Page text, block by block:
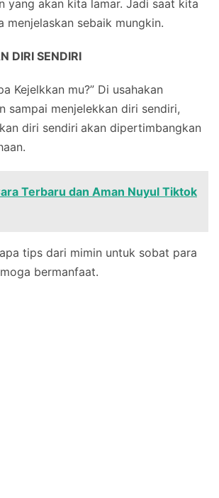
yang akan kita lamar. Jadi saat kita
menjelaskan sebaik mungkin.
DIRI SENDIRI
Kejelkkan mu?” Di usahakan
sampai menjelekkan diri sendiri,
diri sendiri akan dipertimbangkan
Terbaru dan Aman Nuyul Tiktok
tips dari mimin untuk sobat para
bermanfaat.